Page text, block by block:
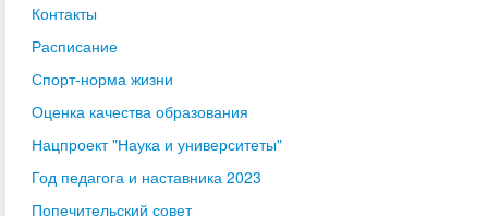
Контакты
Расписание
Спорт-норма жизни
Оценка качества образования
Нацпроект "Наука и университеты"
Год педагога и наставника 2023
Попечительский совет